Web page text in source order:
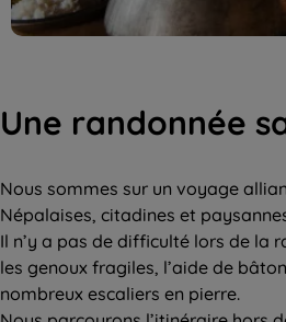
Une randonnée
Nous sommes sur un voyage
Népalaises, citadines et
Il n’y a pas de difficulté lors de la
les genoux fragiles, l’aide de
nombreux escaliers en pierre.